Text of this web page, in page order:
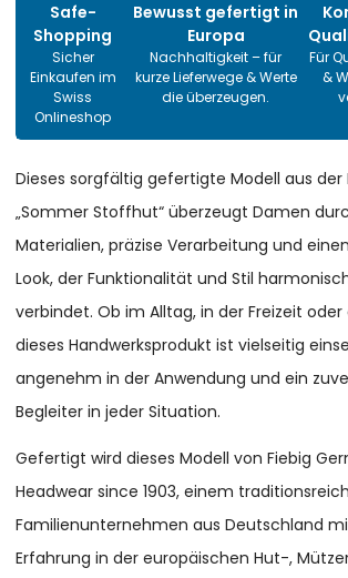
Safe-
Shopping
Sicher
Einkaufen im
Swiss
Onlineshop
Bewusst gefertigt in
Europa
Nachhaltigkeit – für
kurze Lieferwege & Werte
die überzeugen.
Für
&
Dieses sorgfältig gefertigte Modell aus der
„Sommer Stoffhut“ überzeugt Damen
Materialien, präzise Verarbeitung und
Look, der Funktionalität und Stil
verbindet. Ob im Alltag, in der Freizeit oder
dieses Handwerksprodukt ist vielseitig
angenehm in der Anwendung und ein
Begleiter in jeder Situation.
Gefertigt wird dieses Modell von Fiebig
Headwear since 1903, einem
Familienunternehmen aus Deutschland
Erfahrung in der europäischen Hut-,